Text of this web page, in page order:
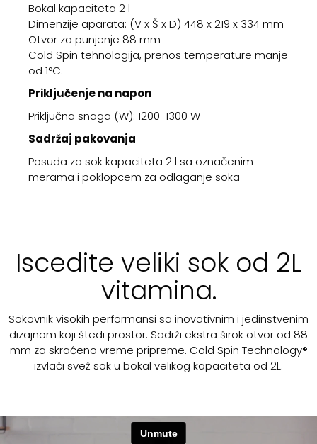
Bokal kapaciteta 2 l
Dimenzije aparata: (V x Š x D) 448 x 219 x 334 mm
Otvor za punjenje 88 mm
Cold Spin tehnologija, prenos temperature manje
od 1°C.
Priključenje na napon
Priključna snaga (W): 1200-1300 W
Sadržaj pakovanja
Posuda za sok kapaciteta 2 l sa označenim
merama i poklopcem za odlaganje soka
Iscedite veliki sok od 2L
vitamina.
Sokovnik visokih performansi sa inovativnim i jedinstvenim
dizajnom koji štedi prostor. Sadrži ekstra širok otvor od 88
mm za skraćeno vreme pripreme. Cold Spin Technology®
izvlači svež sok u bokal velikog kapaciteta od 2L.